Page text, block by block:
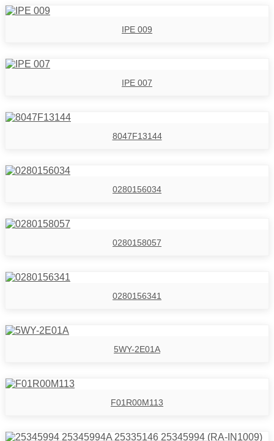
IPE 009
IPE 007
8047F13144
0280156034
0280158057
0280156341
5WY-2E01A
F01R00M113